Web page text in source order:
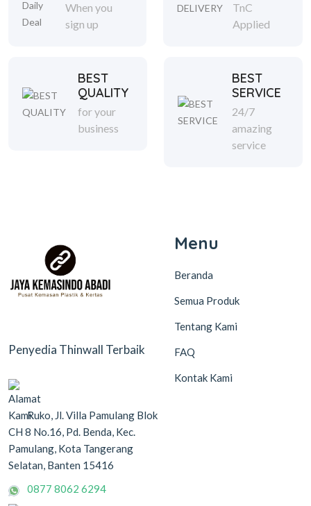
When you
sign up
TnC
Applied
BEST
QUALITY
for your
business
BEST
SERVICE
24/7
amazing
service
Penyedia Thinwall Terbaik
Ruko, Jl. Villa Pamulang Blok
CH 8 No.16, Pd. Benda, Kec.
Pamulang, Kota Tangerang
Selatan, Banten 15416
0877 8062 6294
Menu
Beranda
Semua Produk
Tentang Kami
FAQ
Kontak Kami